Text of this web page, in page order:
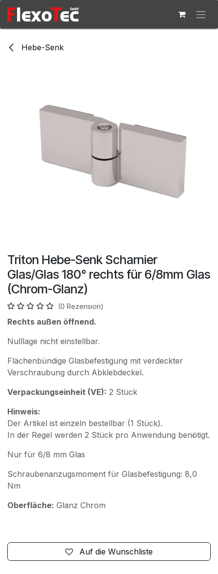
Zum Inhalt springen
Hebe-Senk
Triton Hebe-Senk Scharnier
Glas/Glas 180° rechts für 6/8mm Glas
(Chrom-Glanz)
(0 Rezension)
Rechts außen öffnend.
Nulllage nicht einstellbar.
Flächenbündige Glasbefestigung mit verdeckter
Verschraubung durch Abklebdeckel.
Verpackungseinheit (VE): 2 Stück
Hinweis:
Der Artikel ist einzeln bestellbar (1 Stück).
In der Regel werden 2 Stück pro Anwendung benötigt.
Nur für 6/8 mm Glas
Schraubenanzugsmoment für Glasbefestigung: 8,0
Nm
Oberfläche: Glanz Chrom
Auf die Wunschliste